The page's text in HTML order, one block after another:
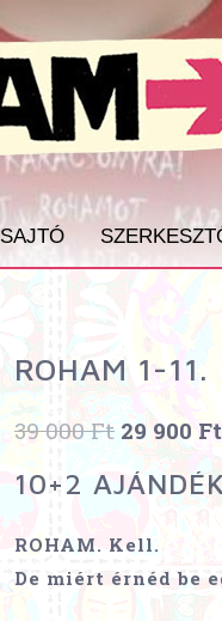
SAJTÓ
ROHAM 1-
39 000Ft 29 900 Ft
10+2
ROHAM. Kell.
De miért érnéd be